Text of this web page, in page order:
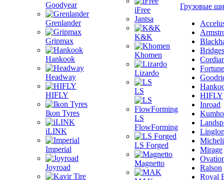
Goodyear
Grenlander
Gripmax
Hankook
Headway
HIFLY
Ikon Tyres
iLINK
Imperial
Joyroad
iFree
Jantsa
K&K
Khomen
Lizardo
LS
LS
FlowForming
LS Forged
Magnetto
Грузовые
Fortune
HIFLY
Inroad
Kumho
Mirage
Ralson
Royal